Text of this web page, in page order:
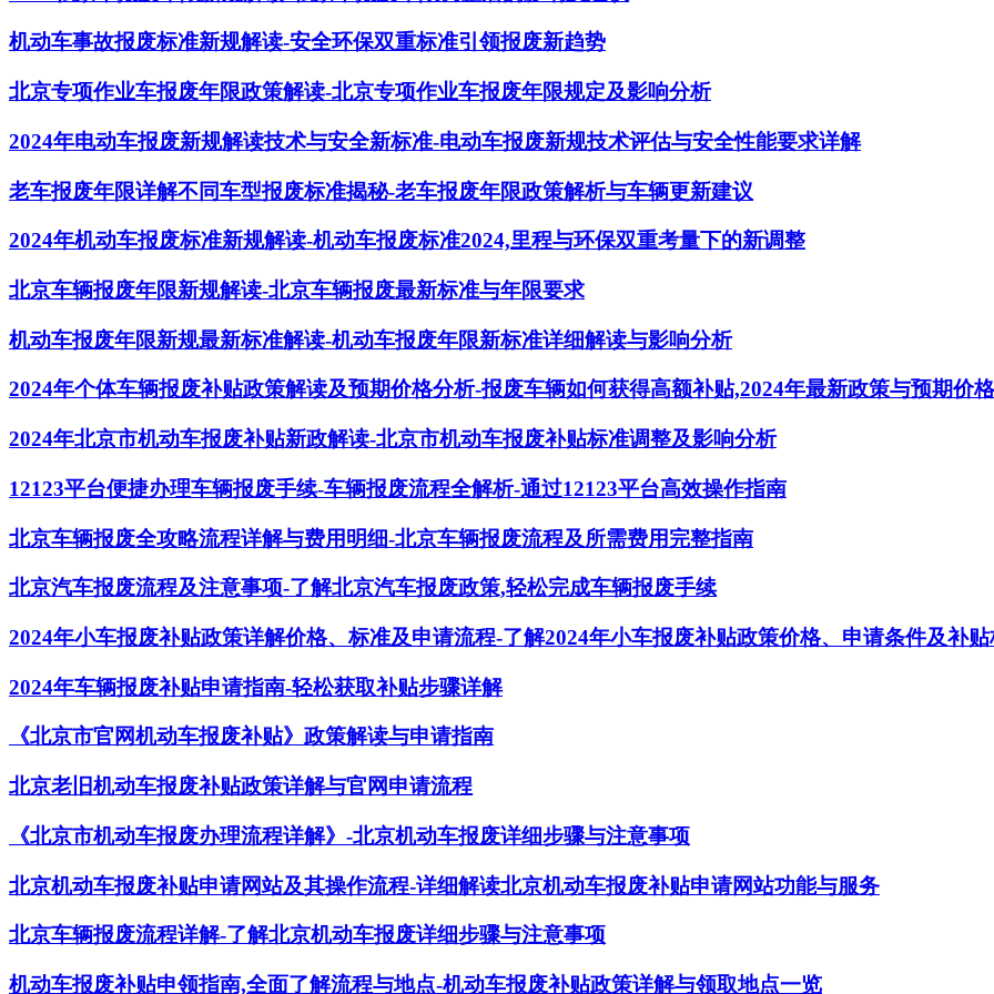
机动车事故报废标准新规解读-安全环保双重标准引领报废新趋势
北京专项作业车报废年限政策解读-北京专项作业车报废年限规定及影响分析
2024年电动车报废新规解读技术与安全新标准-电动车报废新规技术评估与安全性能要求详解
老车报废年限详解不同车型报废标准揭秘-老车报废年限政策解析与车辆更新建议
2024年机动车报废标准新规解读-机动车报废标准2024,里程与环保双重考量下的新调整
北京车辆报废年限新规解读-北京车辆报废最新标准与年限要求
机动车报废年限新规最新标准解读-机动车报废年限新标准详细解读与影响分析
2024年个体车辆报废补贴政策解读及预期价格分析-报废车辆如何获得高额补贴,2024年最新政策与预期价
2024年北京市机动车报废补贴新政解读-北京市机动车报废补贴标准调整及影响分析
12123平台便捷办理车辆报废手续-车辆报废流程全解析-通过12123平台高效操作指南
北京车辆报废全攻略流程详解与费用明细-北京车辆报废流程及所需费用完整指南
北京汽车报废流程及注意事项-了解北京汽车报废政策,轻松完成车辆报废手续
2024年小车报废补贴政策详解价格、标准及申请流程-了解2024年小车报废补贴政策价格、申请条件及补
2024年车辆报废补贴申请指南-轻松获取补贴步骤详解
《北京市官网机动车报废补贴》政策解读与申请指南
北京老旧机动车报废补贴政策详解与官网申请流程
《北京市机动车报废办理流程详解》-北京机动车报废详细步骤与注意事项
北京机动车报废补贴申请网站及其操作流程-详细解读北京机动车报废补贴申请网站功能与服务
北京车辆报废流程详解-了解北京机动车报废详细步骤与注意事项
机动车报废补贴申领指南,全面了解流程与地点-机动车报废补贴政策详解与领取地点一览